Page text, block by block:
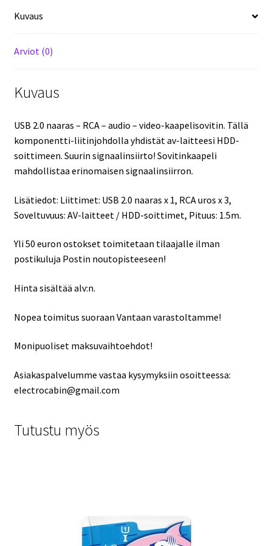
HDD-
1.5M.
Kuvaus
Arviot (0)
Kuvaus
USB 2.0 naaras – RCA – audio – video-kaapelisovitin. Tällä
komponentti-liitinjohdolla yhdistät av-laitteesi HDD-
soittimeen. Suurin signaalinsiirto! Sovitinkaapeli
mahdollistaa erinomaisen signaalinsiirron.
Lisätiedot: Liittimet: USB 2.0 naaras x 1, RCA uros x 3,
Soveltuvuus: AV-laitteet / HDD-soittimet, Pituus: 1.5m.
Yli 50 euron ostokset toimitetaan tilaajalle ilman
postikuluja Postin noutopisteeseen!
Hinta sisältää alv:n.
Nopea toimitus suoraan Vantaan varastoltamme!
Monipuoliset maksuvaihtoehdot!
Asiakaspalvelumme vastaa kysymyksiin osoitteessa:
electrocabin@gmail.com
Tutustu myös